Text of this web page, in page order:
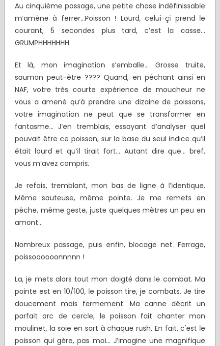
Au cinquième passage, une petite chose indéfinissable
m’amène à ferrer…Poisson ! Lourd, celui-çi prend le
courant, 5 secondes plus tard, c’est la casse…
GRUMPHHHHHHH
Et là, mon imagination s’emballe… Grosse truite,
saumon peut-être ???? Quand, en péchant ainsi en
NAF, votre très courte expérience de moucheur ne
vous a amené qu’à prendre une dizaine de poissons,
votre imagination ne peut que se transformer en
fantasme… J’en tremblais, essayant d’analyser quel
pouvait être ce poisson, sur la base du seul indice qu’il
était lourd et qu’il tirait fort… Autant dire que… bref,
vous m’avez compris.
Je refais, tremblant, mon bas de ligne à l’identique.
Même sauteuse, même pointe. Je me remets en
pêche, même geste, juste quelques mètres un peu en
amont…
Nombreux passage, puis enfin, blocage net. Ferrage,
poissoooooonnnnn !
La, je mets alors tout mon doigté dans le combat. Ma
pointe est en 10/100, le poisson tire, je combats. Je tire
doucement mais fermement. Ma canne décrit un
parfait arc de cercle, le poisson fait chanter mon
moulinet, la soie en sort à chaque rush. En fait, c'est le
poisson qui gère, pas moi… J’imagine une magnifique